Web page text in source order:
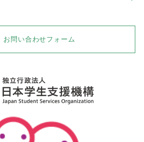
お問い合わせフォーム